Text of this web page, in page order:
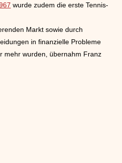
wurde zudem die erste Tennis-
Markt sowie durch
in finanzielle Probleme
mehr wurden, übernahm Franz